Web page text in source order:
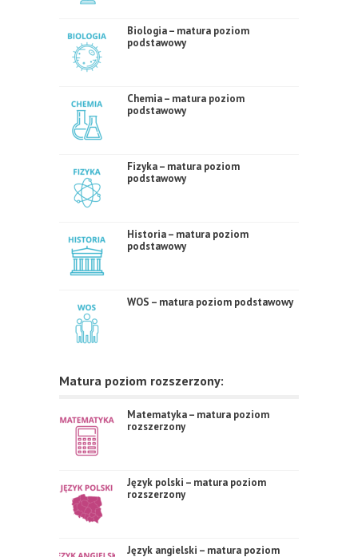
Biologia – matura poziom
podstawowy
Chemia – matura poziom
podstawowy
Fizyka – matura poziom
podstawowy
Historia – matura poziom
podstawowy
WOS – matura poziom podstawowy
Matura poziom rozszerzony:
Matematyka – matura poziom
rozszerzony
Język polski – matura poziom
rozszerzony
Język angielski – matura poziom